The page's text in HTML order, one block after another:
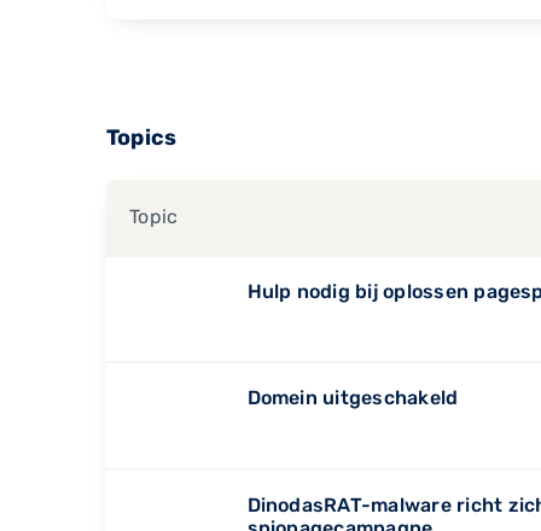
Topics
Topic
Hulp nodig bij oplossen
Domein uitgeschakeld
DinodasRAT-malware richt